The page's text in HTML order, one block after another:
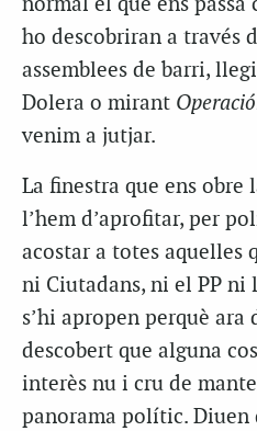
ho descobriran a través
assemblees de barri,
Dolera o mirant
venim a jutjar.
La finestra que ens
l’hem d’aprofitar, per
acostar a totes aquelles
ni Ciutadans, ni el PP ni
s’hi apropen perquè ara
descobert que alguna
interès nu i cru de
panorama polític. Diuen